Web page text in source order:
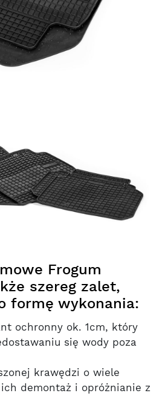
Frogum
szereg zalet,
formę wykonania:
ochronny ok. 1cm, który
się wody poza
krawędzi o wiele
demontaż i opróżnianie z